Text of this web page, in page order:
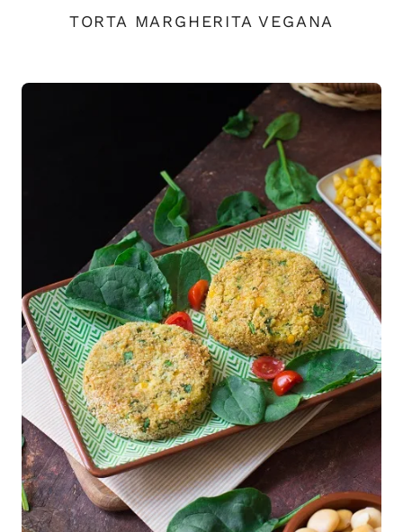
TORTA MARGHERITA VEGANA